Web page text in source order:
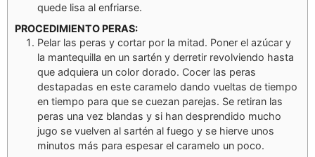
quede lisa al enfriarse.
PROCEDIMIENTO PERAS:
Pelar las peras y cortar por la mitad. Poner el azúcar y
la mantequilla en un sartén y derretir revolviendo hasta
que adquiera un color dorado. Cocer las peras
destapadas en este caramelo dando vueltas de tiempo
en tiempo para que se cuezan parejas. Se retiran las
peras una vez blandas y si han desprendido mucho
jugo se vuelven al sartén al fuego y se hierve unos
minutos más para espesar el caramelo un poco.